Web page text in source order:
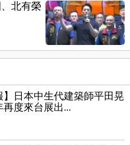
北有榮
】日本中生代建築師平田晃
再度來台展出...